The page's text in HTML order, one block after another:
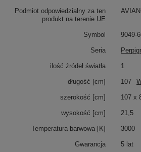
Czarny chrom to nie jedyny dostępny
lampy PERPIGNON. Oferujemy
połączeniu z czarnym matem aby
Czarny chrom
Ta lampa sufitowa piątka jest idealna
szuka sposobu na dodanie
swojego domu lub biura. Możesz
różnych pomieszczeniach, takich jak
kuchnia czy biuro.
Podmiot odpowiedzialny za ten
produkt na terenie UE
Symbol 9049-
Seria
ilość źródeł światła 1
długość [cm] 107
szerokość [cm] 107 x
wysokość [cm] 21,5
Temperatura barwowa [K] 3000
Gwarancja 5 lat